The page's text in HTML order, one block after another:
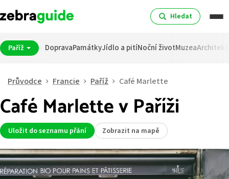
Hledat
Paříž DopravaPamátkyJídlo a pitíNoční životMuzea
Průvodce Francie Paříž Café Marlette
Café Marlette v Paříži
Uložit do seznamu přání Zobrazit na mapě